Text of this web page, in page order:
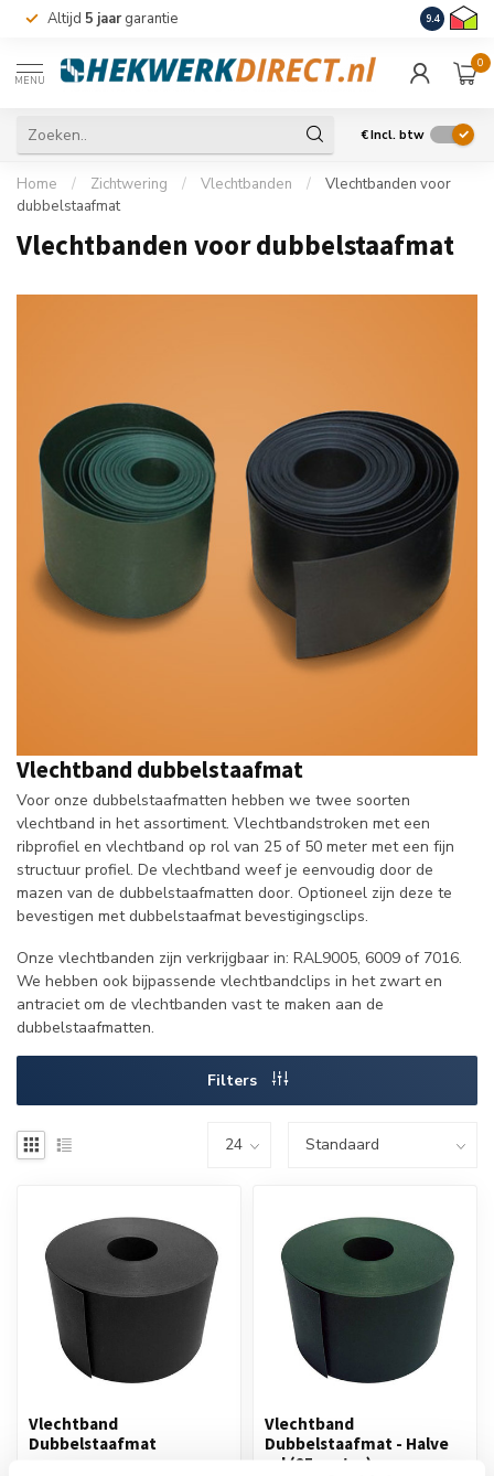
Altijd 5 jaargarantie Levering
9.4
MENU
0
€Incl. btw
Home / Zichtwering / Vlechtbanden /
Vlechtbanden voor
dubbelstaafmat
Vlechtbanden voor dubbelstaafmat
Vlechtband dubbelstaafmat
Voor onze dubbelstaafmatten hebben we twee soorten
vlechtband in het assortiment. Vlechtbandstroken met een
ribprofiel en vlechtband op rol van 25 of 50 meter met een fijn
structuur profiel. De vlechtband weef je eenvoudig door de
mazen van de dubbelstaafmatten door. Optioneel zijn deze te
bevestigen met dubbelstaafmat bevestigingsclips.
Onze vlechtbanden zijn verkrijgbaar in: RAL9005, 6009 of 7016.
We hebben ook bijpassende vlechtbandclips in het zwart en
antraciet om de vlechtbanden vast te maken aan de
dubbelstaafmatten.
Filters
Vlechtband
Dubbelstaafmat
Vlechtband
Dubbelstaafmat - Halve
rol (25 meter)